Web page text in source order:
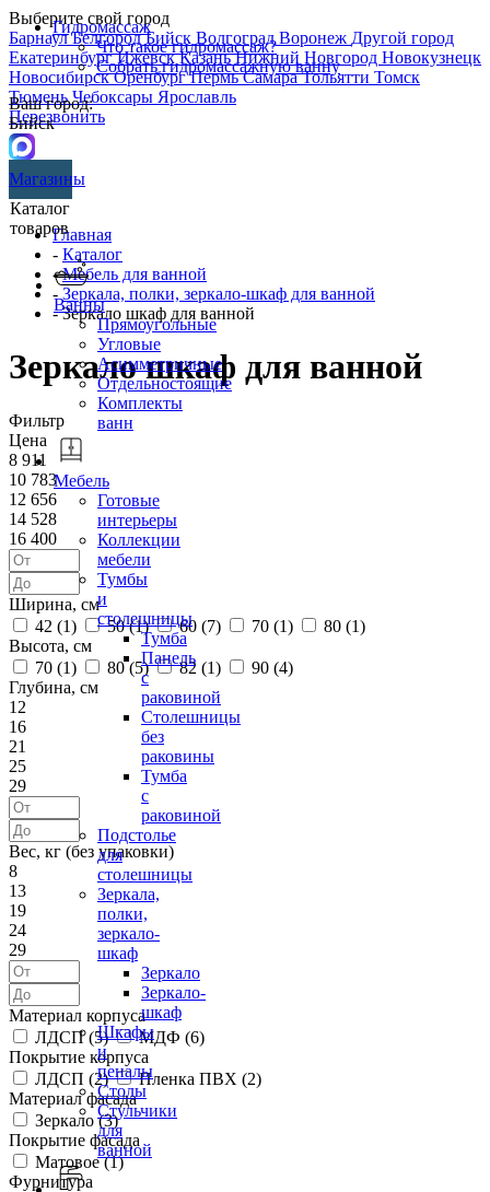
Выберите свой город
БарнаулБелгородБийск ВолгоградВоронеж Другой город
ЕкатеринбургИжевскКазаньНижний Новгород Новокузнецк
НовосибирскОренбургПермьСамараТольятти Томск
ТюменьЧебоксары Ярославль
Перезвонить
Гидромассаж
Что такое гидромассаж?
Собрать гидромассажную ванну
Ваш город:
Бийск
Магазины
Каталог
товаров
Ванны
Прямоугольные
Угловые
Асимметричные
Отдельностоящие
Комплекты
ванн
Мебель
Готовые
интерьеры
Коллекции
мебели
Тумбы
и
столешницы
Тумба
Панель
с
раковиной
Столешницы
без
раковины
Тумба
с
раковиной
Подстолье
для
столешницы
Зеркала,
полки,
зеркало-
шкаф
Зеркало
Зеркало-
шкаф
Шкафы
и
пеналы
Столы
Стульчики
для
ванной
Главная
- Каталог
-Мебель для ванной
- Зеркала, полки, зеркало-шкаф для ванной
- Зеркало шкаф для ванной
Зеркало шкаф для ванной
Фильтр
Цена
8 911
10 783
12 656
14 528
16 400
Ширина, см
42 (1) 50 (1) 60 (7) 70 (1) 80 (1)
Высота, см
70 (1) 80 (5) 82 (1) 90 (4)
Глубина, см
12
16
21
25
29
Вес, кг (без упаковки)
8
13
19
24
29
Материал корпуса
ЛДСП (5) МДФ (6)
Покрытие корпуса
ЛДСП (2) Пленка ПВХ (2)
Материал фасада
Зеркало (3)
Покрытие фасада
Матовое (1)
Фурнитура